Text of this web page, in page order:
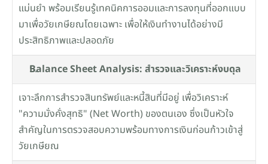
แม่นยำ พร้อมเรียนรู้เทคนิคการออมและการลงทุนที่ออกแบบ
มาเพื่อวัยเกษียณโดยเฉพาะ เพื่อให้เงินทำงานได้อย่างมี
ประสิทธิภาพและปลอดภัย
Balance Sheet Analysis: สำรวจและวิเคราะห์งบดุล
เจาะลึกการสำรวจสินทรัพย์และหนี้สินที่มีอยู่ เพื่อวิเคราะห์
"ความมั่งคั่งสุทธิ" (Net Worth) ของตนเอง ซึ่งเป็นหัวใจ
สำคัญในการตรวจสอบความพร้อมทางการเงินก่อนก้าวเข้าสู่
วัยเกษียณ